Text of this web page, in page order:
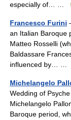
especially of… …
Francesco Furini
an Italian Baroque
Matteo Rosselli
Baldassare
influenced by… …
Michelangelo
Wedding of
Michelangelo
Baroque period,